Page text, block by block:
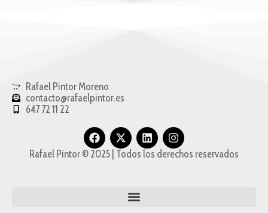
Rafael Pintor Moreno
contacto@rafaelpintor.es
647 72 11 22
Rafael Pintor © 2025 | Todos los derechos reservados